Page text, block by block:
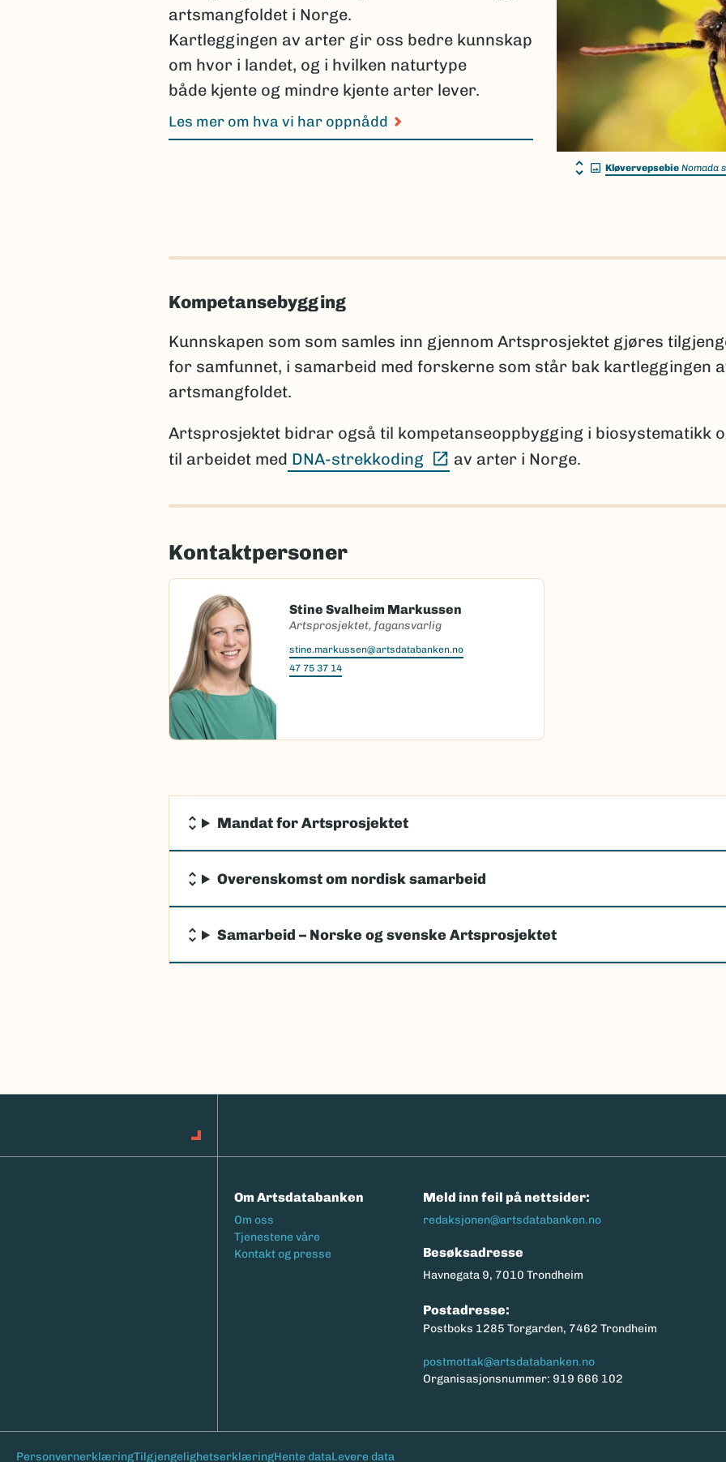
Kløvervepsebie Nomada
artsmangfoldet i Norge.
Kartleggingen av arter gir oss bedre kunnskap
om hvor i landet, og i hvilken naturtype
både kjente og mindre kjente arter lever.
Les mer om hva vi har oppnådd
Kompetansebygging
Kunnskapen som som samles inn gjennom Artsprosjektet gjøres
for samfunnet, i samarbeid med forskerne som står bak kartleggingen
artsmangfoldet.
Artsprosjektet bidrar også til kompetanseoppbygging i biosystematikk
til arbeidet med DNA-strekkoding (Ekstern lenke)
av arter i Norge.
Kontaktpersoner
Stine Svalheim Markussen
Artsprosjektet, fagansvarlig
stine.markussen@artsdatabanken.no
47 75 37 14
Mandat for Artsprosjektet
Overenskomst om nordisk samarbeid
Samarbeid – Norske og svenske Artsprosjektet
Om Artsdatabanken
Footermeny
Om oss
Tjenestene våre
Kontakt og presse
Meld inn feil på nettsider:
redaksjonen@artsdatabanken.no
Besøksadresse
Havnegata 9, 7010 Trondheim
Postadresse:
Postboks 1285 Torgarden, 7462 Trondheim
postmottak@artsdatabanken.no
Organisasjonsnummer: 919 666 102
Bunntekst
PersonvernerklæringTilgjengelighetserklæringHente dataLevere data